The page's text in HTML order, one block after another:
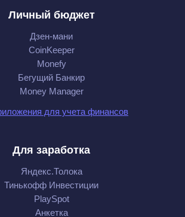
Личный бюджет
Дзен-мани
CoinKeeper
Monefy
Бегущий Банкир
Money Manager
для учета финансов
Для заработка
Яндекс.Толока
Тинькофф Инвестиции
PlaySpot
Анкетка